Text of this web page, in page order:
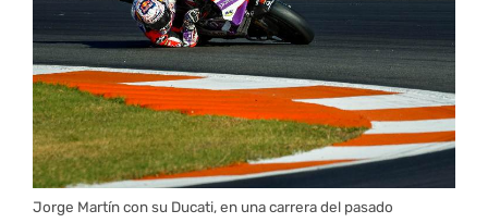
Jorge Martín con su Ducati, en una carrera del pasado